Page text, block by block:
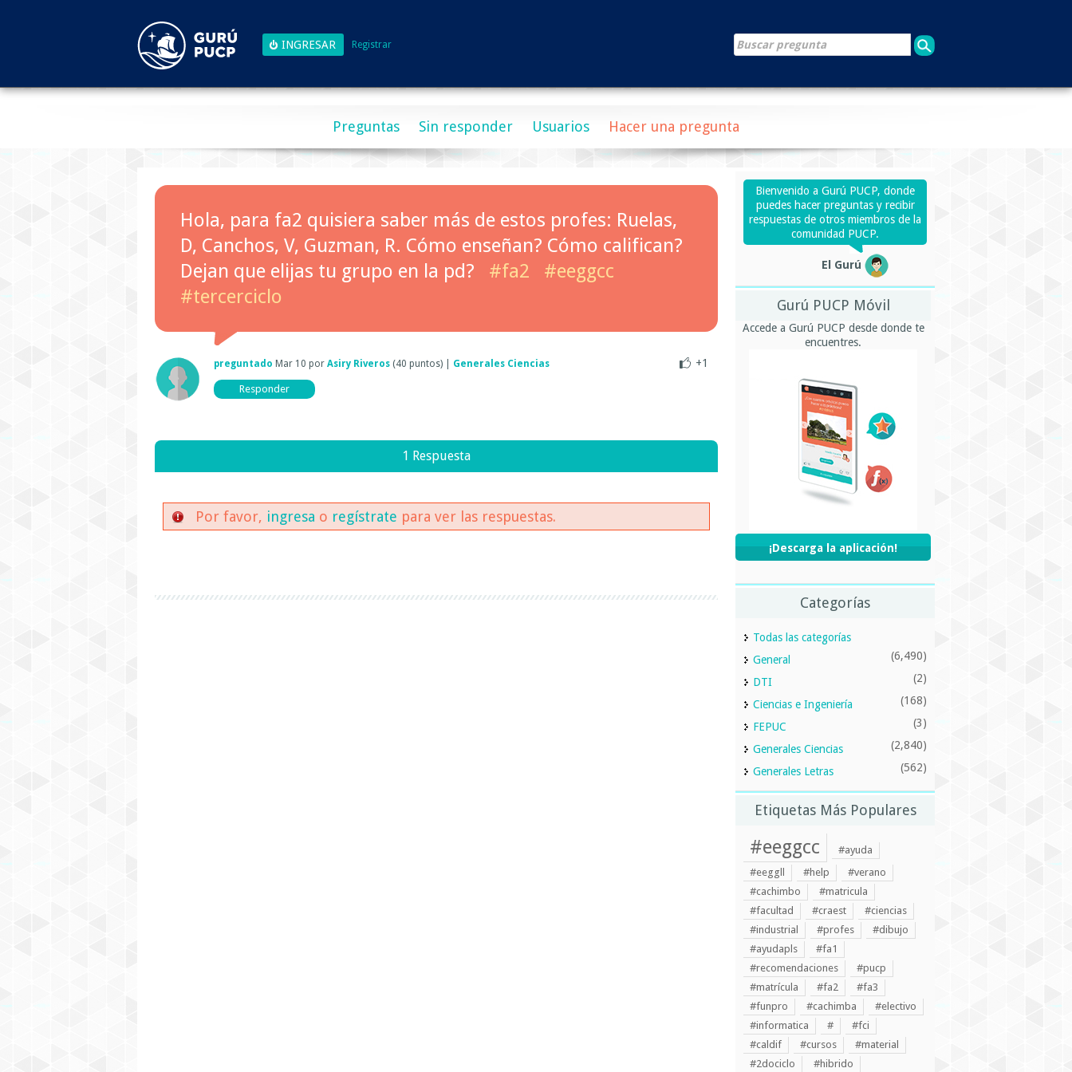
Registrar
Preguntas Sin responder Usuarios Hacer una pregunta
Hola, para fa2 quisiera saber más de estos profes: Ruelas,
D, Canchos, V, Guzman, R. Cómo enseñan? Cómo califican?
Dejan que elijas tu grupo en la pd?
#fa2
#eeggcc
#tercerciclo
+1
preguntado Mar 10 por Asiry Riveros (40 puntos) Generales Ciencias
1 Respuesta
Por favor, ingresa o regístrate para ver las respuestas.
Bienvenido a Gurú PUCP, donde
puedes hacer preguntas y recibir
respuestas de otros miembros de la
comunidad PUCP.
El Gurú
Gurú PUCP Móvil
Accede a Gurú PUCP desde donde te
encuentres.
¡Descarga la aplicación!
Categorías
Todas las categorías
General
(6,490)
DTI (2)
Ciencias e Ingeniería (168)
FEPUC (3)
Generales Ciencias (2,840)
Generales Letras (562)
Etiquetas Más Populares
#eeggcc
#ayuda
#eeggll
#help
#verano
#cachimbo
#matricula
#facultad
#craest
#ciencias
#industrial
#profes
#dibujo
#ayudapls
#fa1
#recomendaciones
#pucp
#matrícula
#fa2
#fa3
#funpro
#cachimba
#electivo
#informatica
#
#fci
#caldif
#cursos
#material
#2dociclo
#hibrido